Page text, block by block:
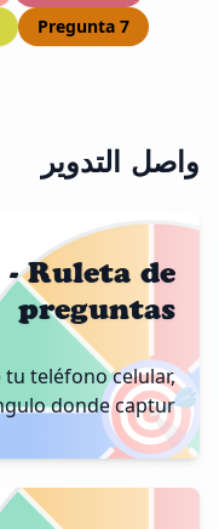
Pregunta 7
واصل التدوير
🎯
- Ruleta de
preguntas
teléfono celular,
donde captur...